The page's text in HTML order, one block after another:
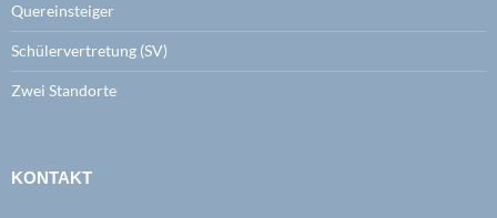
Quereinsteiger
Schülervertretung (SV)
Zwei Standorte
KONTAKT